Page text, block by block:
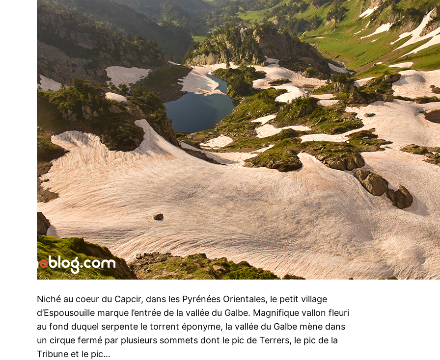
Niché au coeur du Capcir, dans les Pyrénées Orientales, le petit village
d’Espousouille marque l’entrée de la vallée du Galbe. Magnifique vallon fleuri
au fond duquel serpente le torrent éponyme, la vallée du Galbe mène dans
un cirque fermé par plusieurs sommets dont le pic de Terrers, le pic de la
Tribune et le pic…